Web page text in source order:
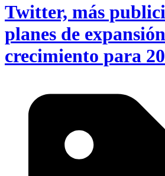
Twitter, más
planes de
crecimiento para